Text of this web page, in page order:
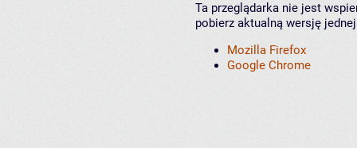
Ta przeglądarka nie jest
pobierz aktualną wersję
Mozilla Firefox
Google Chrome